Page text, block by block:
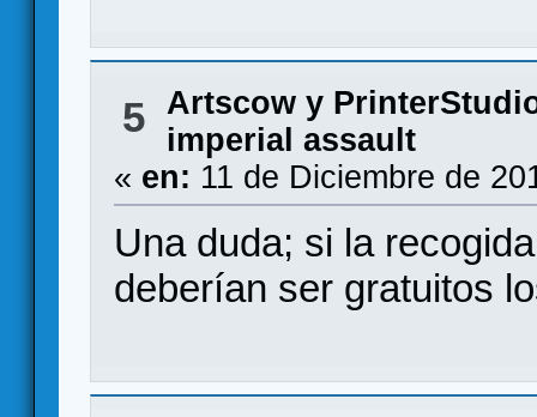
5
Artscow y
imperial assault
« en: 11 de Diciembre de
Una duda; si la
deberían ser gratuitos